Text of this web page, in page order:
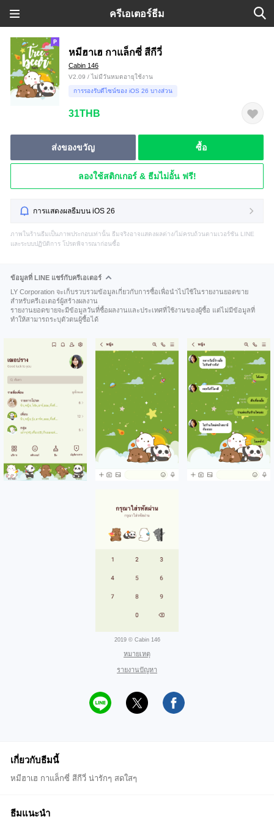
ครีเอเตอร์ธีม
หมีฮาเฮ กาแล็กซี่ สีกีวี่
Cabin 146
V2.09 / ไม่มีวันหมดอายุใช้งาน
การรองรับดีไซน์ของ iOS 26 บางส่วน
31THB
ส่งของขวัญ ซื้อ
ลองใช้สติกเกอร์ & ธีมไม่อั้น ฟรี!
การแสดงผลธีมบน iOS 26
ภาพในร้านธีมเป็นภาพประกอบเท่านั้น ธีมจริงอาจแสดงผลต่าง/ไม่ครบถ้วนตามเวอร์ชัน LINE
และระบบปฏิบัติการ โปรดพิจารณาก่อนซื้อ
ข้อมูลที่ LINE แชร์กับครีเอเตอร์
LY Corporation จะเก็บรวบรวมข้อมูลเกี่ยวกับการซื้อเพื่อนำไปใช้ในรายงานยอดขาย
สำหรับครีเอเตอร์ผู้สร้างผลงาน
รายงานยอดขายจะมีข้อมูลวันที่ซื้อผลงานและประเทศที่ใช้งานของผู้ซื้อ แต่ไม่มีข้อมูลที่
ทำให้สามารถระบุตัวตนผู้ซื้อได้
2019 © Cabin 146
หมายเหตุ
รายงานปัญหา
เกี่ยวกับธีมนี้
หมีฮาเฮ กาแล็กซี่ สีกีวี่ น่ารักๆ สดใสๆ
ธีมแนะนำ